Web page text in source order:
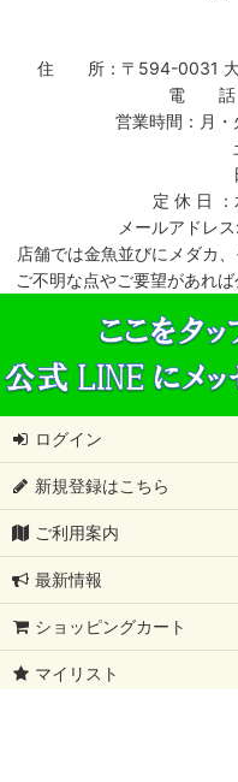
住 所：〒594-0031 大
電 話
営業時間：月
土曜
日曜
定 休 日
メールアドレ
店舗では金魚並びにメダカ
ご不明な点やご要望があれ
ログイン
新規登録はこちら
ご利用案内
最新情報
ショッピングカート
マイリスト